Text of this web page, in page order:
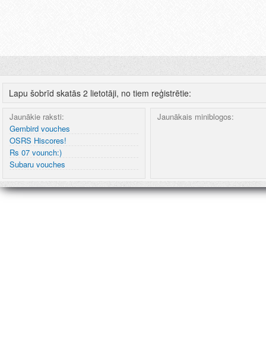
Lapu šobrīd skatās 2 lietotāji, no tiem reģistrētie:
Jaunākie raksti:
Gembird vouches
OSRS Hiscores!
Rs 07 vounch:)
Subaru vouches
Jaunākais miniblogos: